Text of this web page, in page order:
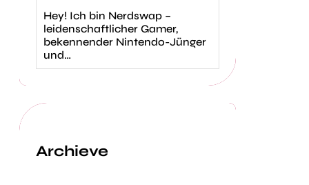
Hey! Ich bin Nerdswap –
leidenschaftlicher Gamer,
bekennender Nintendo-Jünger
und…
Archieve